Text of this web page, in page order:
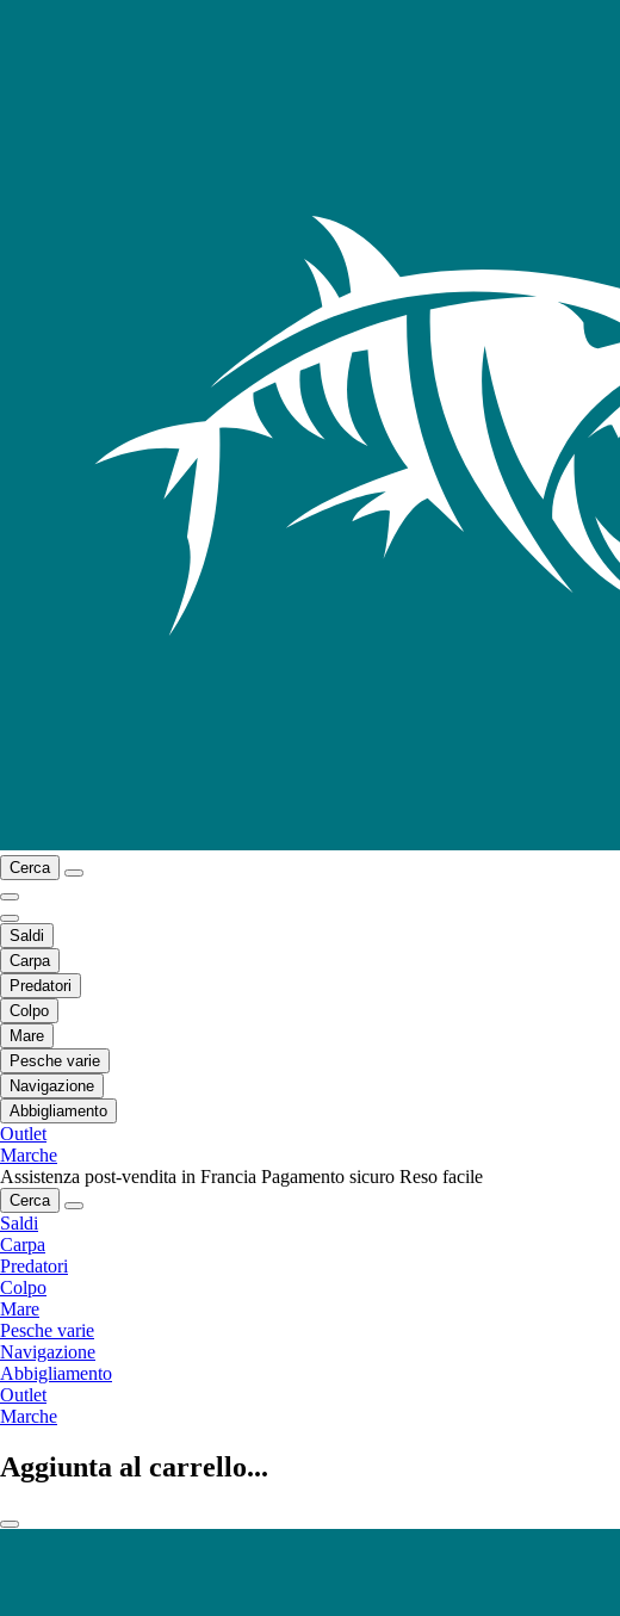
Cerca
Saldi
Carpa
Predatori
Colpo
Mare
Pesche varie
Navigazione
Abbigliamento
Outlet
Marche
Assistenza post-vendita in Francia Pagamento sicuro Reso facile
Cerca
Saldi
Carpa
Predatori
Colpo
Mare
Pesche varie
Navigazione
Abbigliamento
Outlet
Marche
Aggiunta al carrello...